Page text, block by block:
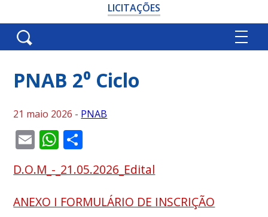
LICITAÇÕES
PNAB 2⁰ Ciclo
21 maio 2026 - PNAB
EmailWhatsApp
D.O.M_-_21.05.2026_Edital
ANEXO I FORMULÁRIO DE INSCRIÇÃO